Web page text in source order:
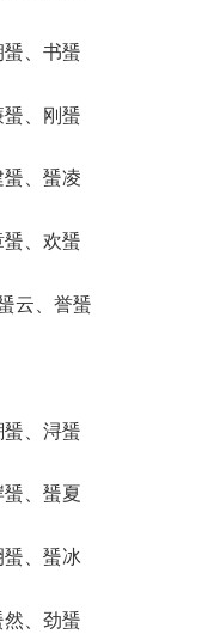
、书蜑
、刚蜑
、蜑凌
、欢蜑
云、誉蜑
、浔蜑
、蜑夏
、蜑冰
、劲蜑